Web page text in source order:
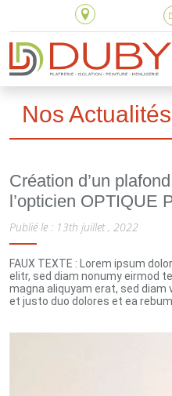
Nos Actualités
Création d’un
l’opticien OPTIQUE
Publié le : 13th juillet , 2022
FAUX TEXTE : Lorem ipsum
elitr, sed diam nonumy eirmod
magna aliquyam erat, sed
et justo duo dolores et ea